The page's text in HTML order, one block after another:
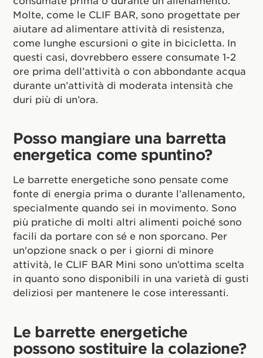
Molte, come le CLIF BAR, sono progettate per
aiutare ad alimentare attività di resistenza,
come lunghe escursioni o gite in bicicletta. In
questi casi, dovrebbero essere consumate 1-2
ore prima dell’attività o con abbondante acqua
durante un’attività di moderata intensità che
duri più di un’ora.
Posso mangiare una barretta
energetica come spuntino?
Le barrette energetiche sono pensate come
fonte di energia prima o durante l’allenamento,
specialmente quando sei in movimento. Sono
più pratiche di molti altri alimenti poiché sono
facili da portare con sé e non sporcano. Per
un'opzione snack o per i giorni di minore
attività, le CLIF BAR Mini sono un’ottima scelta
in quanto sono disponibili in una varietà di gusti
deliziosi per mantenere le cose interessanti.
Le barrette energetiche
possono sostituire la colazione?